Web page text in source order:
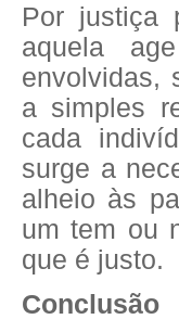
Por justiça
aquela
envolvidas,
a simples
cada
surge a
alheio às
um tem ou
que é justo.
Conclusão